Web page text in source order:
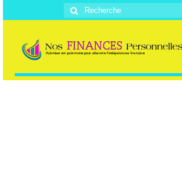
Rechercher
: